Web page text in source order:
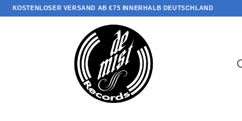
KOSTENLOSER VERSAND AB €75 INNERHALB DEUTSCHLAND